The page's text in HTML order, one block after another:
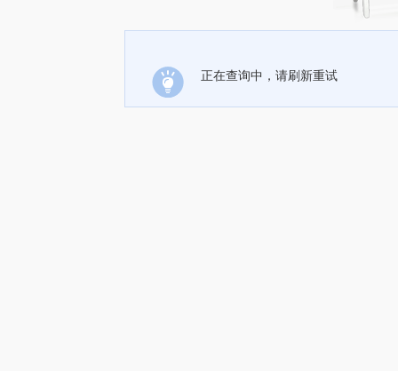
正在查询中，请刷新重试